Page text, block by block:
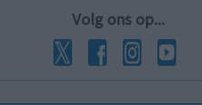
Volg ons op...